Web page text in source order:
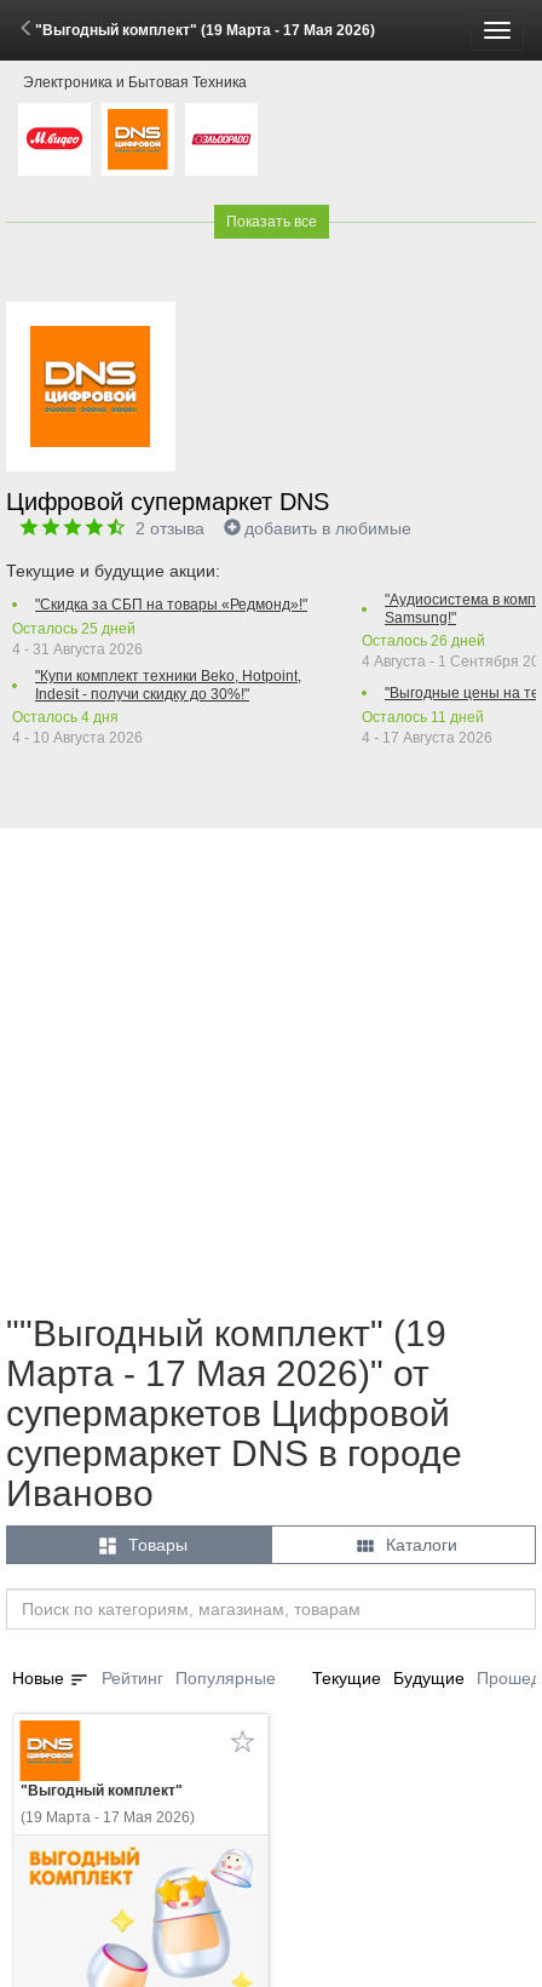
"Выгодный комплект" (19 Марта - 17 Мая 2026)
Электроника и Бытовая Техника
Показать все
Цифровой супермаркет DNS
2 отзыва добавить в любимые
Текущие и будущие акции:
"Скидка за СБП на товары «Редмонд»!"
Осталось 25 дней
4 - 31 Августа 2026
"Купи комплект техники Beko, Hotpoint,
Indesit - получи скидку до 30%!"
Осталось 4 дня
4 - 10 Августа 2026
"Аудиосистема в
Samsung!"
Осталось 26 дней
4 Августа - 1 Сентября
"Выгодные цены на
Осталось 11 дней
4 - 17 Августа 2026
""Выгодный комплект" (19
Марта - 17 Мая 2026)" от
супермаркетов Цифровой
супермаркет DNS в городе
Иваново
 Товары  Каталоги
Новые sort Рейтинг Популярные Текущие Будущие
"Выгодный комплект"
(19 Марта - 17 Мая 2026)